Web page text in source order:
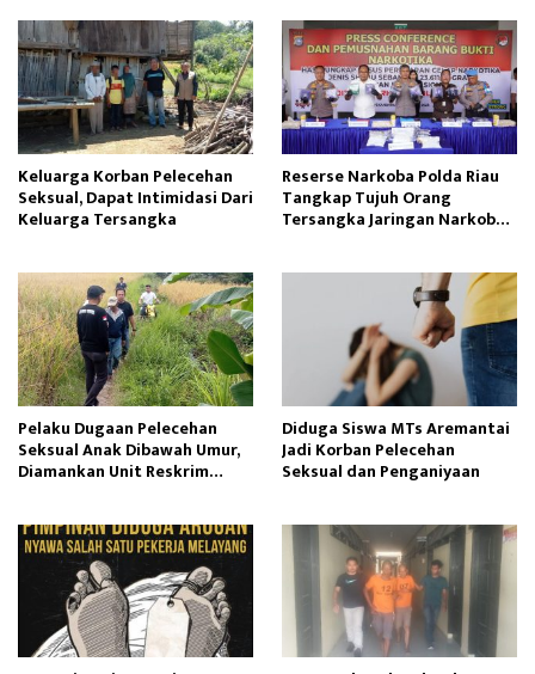
Keluarga Korban Pelecehan
Seksual, Dapat Intimidasi Dari
Keluarga Tersangka
Reserse Narkoba Polda Riau
Tangkap Tujuh Orang
Tersangka Jaringan Narkoba
Pelaku Dugaan Pelecehan
Seksual Anak Dibawah Umur,
Diamankan Unit Reskrim
Diduga Siswa MTs Aremantai
Jadi Korban Pelecehan
Seksual dan Penganiyaan